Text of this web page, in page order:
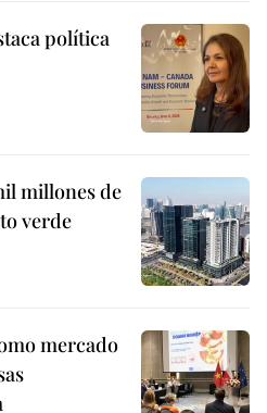
política
millones de
verde
mercado